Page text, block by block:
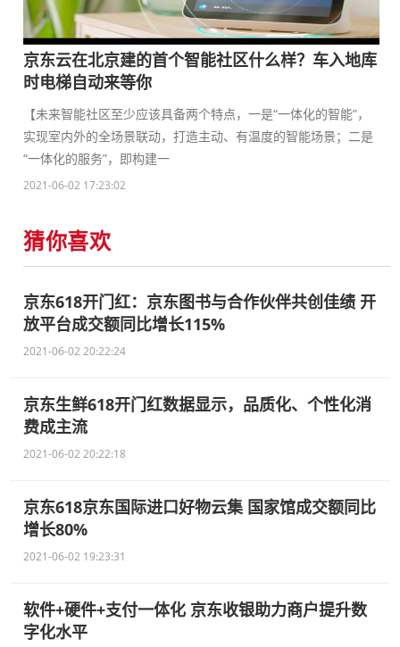
京东云在北京建的首个智能社区什么样？车入地库
时电梯自动来等你
【未来智能社区至少应该具备两个特点，一是“一体化的智能”，
实现室内外的全场景联动，打造主动、有温度的智能场景；二是
“一体化的服务”，即构建一
2021-06-02 17:23:02
猜你喜欢
京东618开门红：京东图书与合作伙伴共创佳绩 开
放平台成交额同比增长115%
2021-06-02 20:22:24
京东生鲜618开门红数据显示，品质化、个性化消
费成主流
2021-06-02 20:22:18
京东618京东国际进口好物云集 国家馆成交额同比
增长80%
2021-06-02 19:23:31
软件+硬件+支付一体化 京东收银助力商户提升数
字化水平